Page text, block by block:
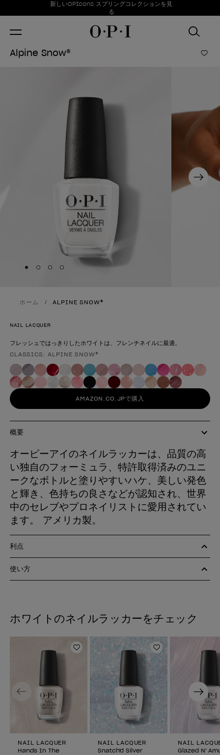
お得情報新しいOPIcons スプリングコレクションを見
る
Item 1 of 1
Alpine Snow® ほ
Next
Skip to slide
Skip to slide
Skip to slide
Skip to slide
ホーム ALPINE SNOW®
NAIL LACQUER
フレッシュではっきりしたホワイトは、フレンチネイルに最適。
製品形態
CLASSICS: ALPINE SNOW®
AMAZON.CO.JPで購入
概要
オーピーアイのネイルラッカーは、品質の高
い独自のフォーミュラ、特許取得済みのユニ
ークなボトルと塗りやすいハケ、美しい発色
と輝き、色持ちの良さなどが認知され、世界
中のセレブやプロネイリストに愛用されてい
ます。 アメリカ製。
利点
使い方
ホワイトのネイルラッカーをチェック
ほしいものリストに追加
NAIL LACQUER
Hands In The
ほしいものリス
NAIL LACQUER
Snatch'd Silver
NAIL
Glazed N'
Previous Next